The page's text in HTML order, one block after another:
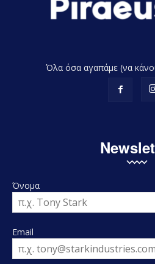
Όλα όσα αγαπάμε (να
Όνομα
Email